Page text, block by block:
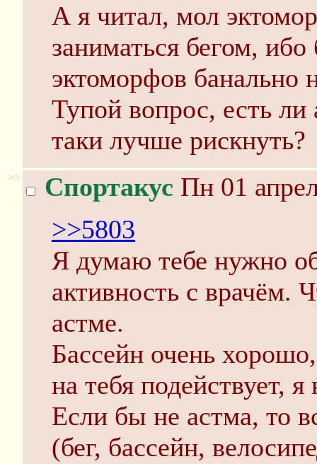
А я читал, мол
заниматься бегом,
эктоморфов банально
Тупой вопрос, есть ли
таки лучше рискнуть?
>> Спортакус Пн 01
>>5803
Я думаю тебе нужно
активность с врачём.
астме.
Бассейн очень
на тебя подействует,
Если бы не астма, то
(бег, бассейн,